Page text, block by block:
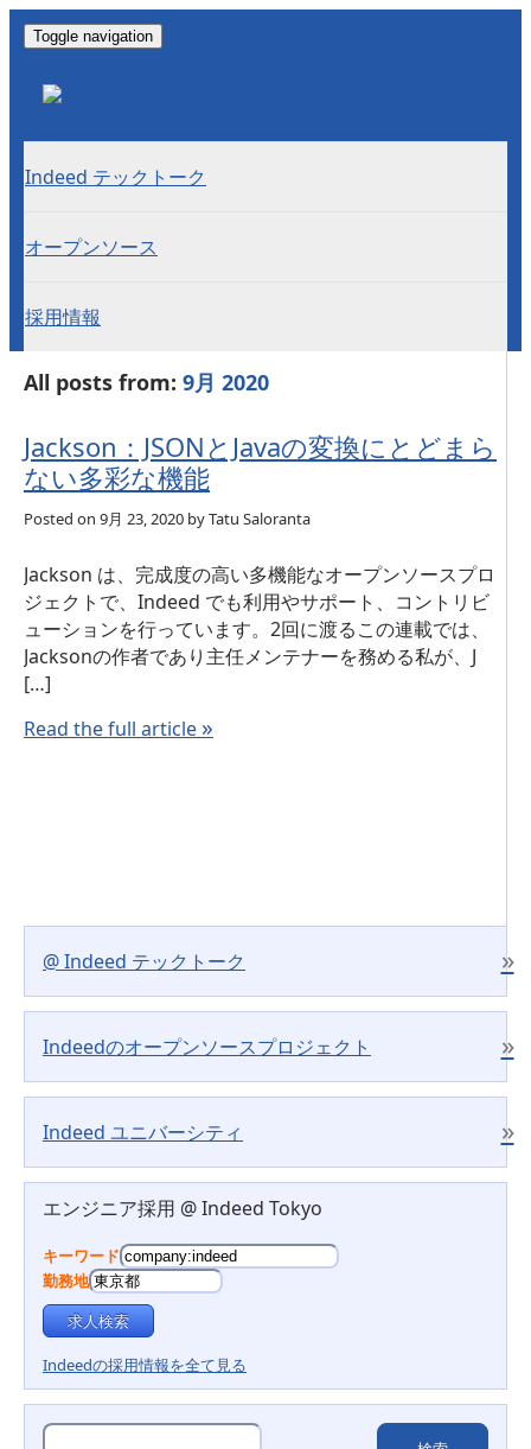
Toggle navigation
Indeed テックトーク
オープンソース
採用情報
All posts from: 9月 2020
Jackson：JSONとJavaの変換にとどまら
ない多彩な機能
Posted on 9月 23, 2020 by Tatu Saloranta
Jackson は、完成度の高い多機能なオープンソースプロ
ジェクトで、Indeed でも利用やサポート、コントリビ
ューションを行っています。2回に渡るこの連載では、
Jacksonの作者であり主任メンテナーを務める私が、J
[…]
Read the full article »
@ Indeed テックトーク »
Indeedのオープンソースプロジェクト »
Indeed ユニバーシティ »
エンジニア採用 @ Indeed Tokyo
キーワード
勤務地
Indeedの採用情報を全て見る